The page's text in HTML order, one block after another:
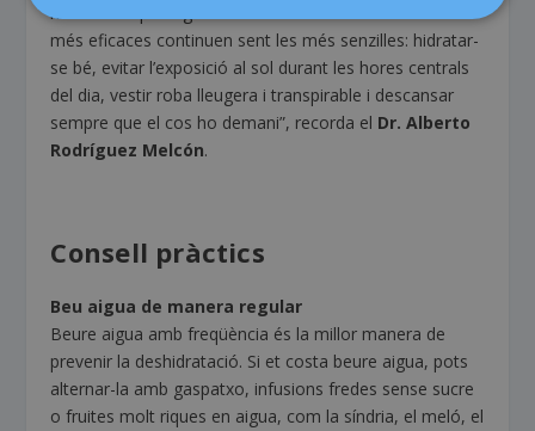
no han d’impedir gaudir de l’embaràs. “Les mesures
més eficaces continuen sent les més senzilles: hidratar-
se bé, evitar l’exposició al sol durant les hores centrals
del dia, vestir roba lleugera i transpirable i descansar
sempre que el cos ho demani”, recorda el Dr. Alberto
Rodríguez Melcón.
Consell pràctics
Beu aigua de manera regular
Beure aigua amb freqüència és la millor manera de
prevenir la deshidratació. Si et costa beure aigua, pots
alternar-la amb gaspatxo, infusions fredes sense sucre
o fruites molt riques en aigua, com la síndria, el meló, el